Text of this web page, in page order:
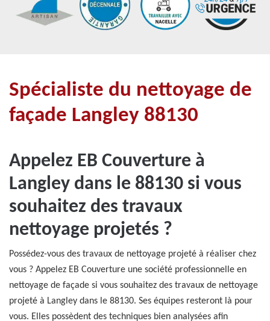
Spécialiste du nettoyage de
façade Langley 88130
Appelez EB Couverture à
Langley dans le 88130 si vous
souhaitez des travaux
nettoyage projetés ?
Possédez-vous des travaux de nettoyage projeté à réaliser chez
vous ? Appelez EB Couverture une société professionnelle en
nettoyage de façade si vous souhaitez des travaux de nettoyage
projeté à Langley dans le 88130. Ses équipes resteront là pour
vous. Elles possèdent des techniques bien analysées afin